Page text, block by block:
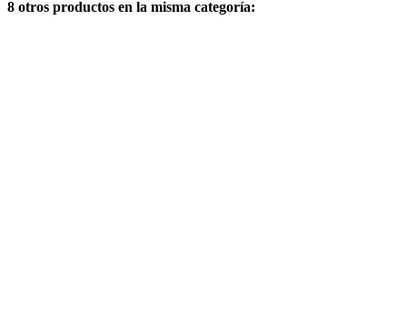
8 otros productos en la misma categoría: